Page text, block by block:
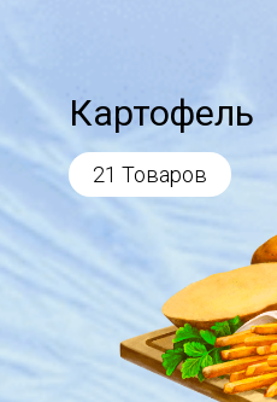
Картофель
21 Товаров